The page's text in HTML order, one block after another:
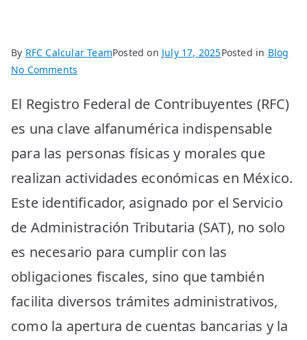
By RFC Calcular TeamPosted on July 17, 2025Posted in Blog
No Comments
cuántos
consta
el
RFC:
lo
que
saber
El Registro Federal de Contribuyentes (RFC)
es una clave alfanumérica indispensable
para las personas físicas y morales que
realizan actividades económicas en México.
Este identificador, asignado por el Servicio
de Administración Tributaria (SAT), no solo
es necesario para cumplir con las
obligaciones fiscales, sino que también
facilita diversos trámites administrativos,
como la apertura de cuentas bancarias y la